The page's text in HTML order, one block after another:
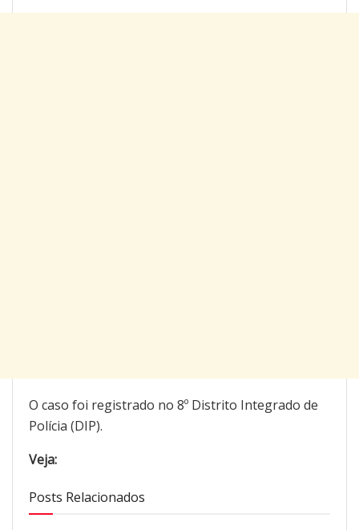
O caso foi registrado no 8º Distrito Integrado de
Polícia (DIP).
Veja:
Posts Relacionados